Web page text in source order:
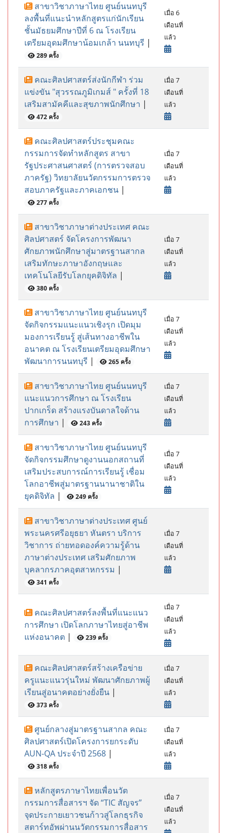
สาขาวิชาภาษาไทย ศูนย์นนทบุรี
ลงพื้นที่แนะนำหลักสูตรแก่นักเรียน
ชั้นมัธยมศึกษาปีที่ 6 ณ โรงเรียน
เตรียมอุดมศึกษาน้อมเกล้า นนทบุรี |
289 ครั้ง
เมื่อ 6
เดือนที่
แล้ว
คณะศิลปศาสตร์ส่งนักกีฬา ร่วม
แข่งขัน "สุวรรณภูมิเกมส์ " ครั้งที่ 18
เสริมสามัคคีและสุขภาพนักศึกษา |
472 ครั้ง
เมื่อ 7
เดือนที่
แล้ว
คณะศิลปศาสตร์ประชุมคณะ
กรรมการจัดทำหลักสูตร สาขา
รัฐประศาสนศาสตร์ (การตรวจสอบ
ภาครัฐ) วิทยาลัยนวัตกรรมการตรวจ
สอบภาครัฐและภาคเอกชน |
277 ครั้ง
เมื่อ 7
เดือนที่
แล้ว
สาขาวิชาภาษาต่างประเทศ คณะ
ศิลปศาสตร์ จัดโครงการพัฒนา
ศักยภาพนักศึกษาสู่มาตรฐานสากล
เสริมทักษะภาษาอังกฤษและ
เทคโนโลยีรับโลกยุคดิจิทัล |
380 ครั้ง
เมื่อ 7
เดือนที่
แล้ว
สาขาวิชาภาษาไทย ศูนย์นนทบุรี
จัดกิจกรรมแนะแนวเชิงรุก เปิดมุม
มองการเรียนรู้ สู่เส้นทางอาชีพใน
อนาคต ณ โรงเรียนเตรียมอุดมศึกษา
พัฒนาการนนทบุรี | 265 ครั้ง
เมื่อ 7
เดือนที่
แล้ว
สาขาวิชาภาษาไทย ศูนย์นนทบุรี
แนะแนวการศึกษา ณ โรงเรียน
ปากเกร็ด สร้างแรงบันดาลใจด้าน
การศึกษา | 243 ครั้ง
เมื่อ 7
เดือนที่
แล้ว
สาขาวิชาภาษาไทย ศูนย์นนทบุรี
จัดกิจกรรมศึกษาดูงานนอกสถานที่
เสริมประสบการณ์การเรียนรู้ เชื่อม
โลกอาชีพสู่มาตรฐานนานาชาติใน
ยุคดิจิทัล | 249 ครั้ง
เมื่อ 7
เดือนที่
แล้ว
สาขาวิชาภาษาต่างประเทศ ศูนย์
พระนครศรีอยุธยา หันตรา บริการ
วิชาการ ถ่ายทอดองค์ความรู้ด้าน
ภาษาต่างประเทศ เสริมศักยภาพ
บุคลากรภาคอุตสาหกรรม |
341 ครั้ง
เมื่อ 7
เดือนที่
แล้ว
คณะศิลปศาสตร์ลงพื้นที่แนะแนว
การศึกษา เปิดโลกภาษาไทยสู่อาชีพ
แห่งอนาคต | 239 ครั้ง
เมื่อ 7
เดือนที่
แล้ว
คณะศิลปศาสตร์สร้างเครือข่าย
ครูแนะแนวรุ่นใหม่ พัฒนาศักยภาพผู้
เรียนสู่อนาคตอย่างยั่งยืน |
373 ครั้ง
เมื่อ 7
เดือนที่
แล้ว
ศูนย์กลางสู่มาตรฐานสากล คณะ
ศิลปศาสตร์เปิดโครงการยกระดับ
AUN-QA ประจำปี 2568 |
318 ครั้ง
เมื่อ 7
เดือนที่
แล้ว
หลักสูตรภาษาไทยเพื่อนวัต
กรรมการสื่อสารฯ จัด “TIC สัญจร”
จุดประกายเยาวชนก้าวสู่โลกธุรกิจ
สตาร์ทอัพผ่านนวัตกรรมการสื่อสาร
เมื่อ 7
เดือนที่
แล้ว